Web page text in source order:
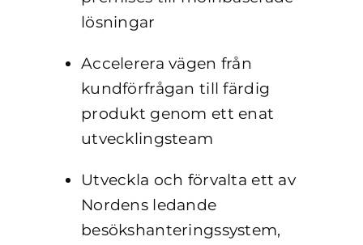
lösningar
Accelerera vägen från
kundförfrågan till färdig
produkt genom ett enat
utvecklingsteam
Utveckla och förvalta ett av
Nordens ledande
besökshanteringssystem,